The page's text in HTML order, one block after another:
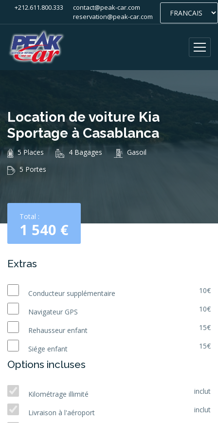
+212.611.800.333
contact@peak-car.com
reservation@peak-car.com
Location de voiture Kia
Sportage à Casablanca
5 Places 4 Bagages
Gasoil
5 Portes
Total :
1 540 €
Extras
Conducteur supplémentaire 10€
Navigateur GPS 10€
Rehausseur enfant 15€
Siége enfant 15€
Options incluses
Kilométrage illimité inclut
Livraison à l'aéroport inclut